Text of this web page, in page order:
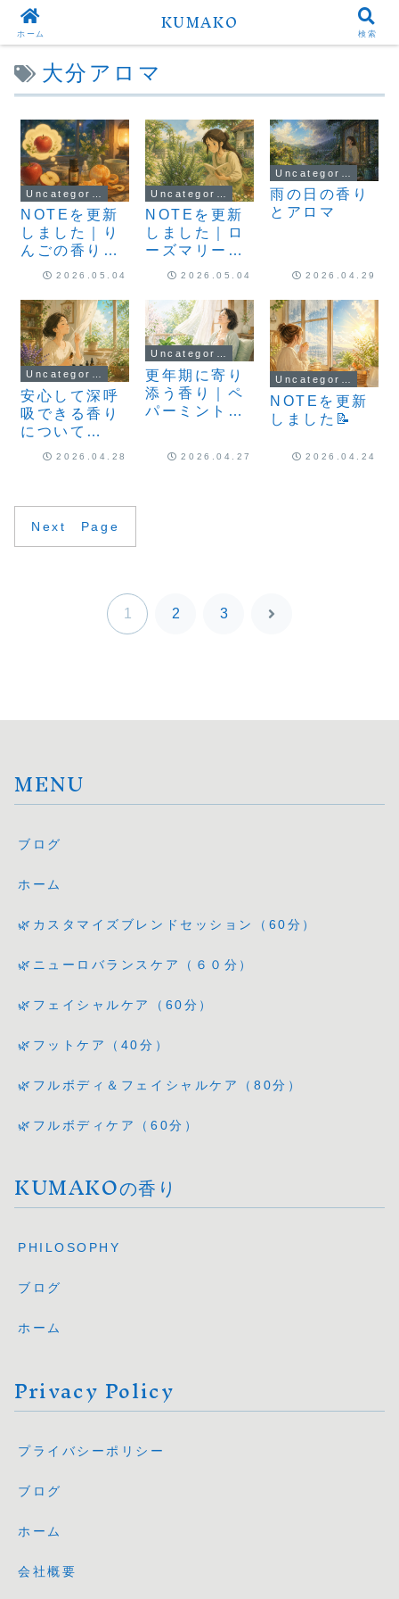
大分アロマ
NOTEを更新
しました｜り
んごの香りは
ありますか？
2026.05.04
NOTEを更新
しました｜ロ
ーズマリー
は、今もシソ
2026.05.04
雨の日の香り
とアロマ
2026.04.29
安心して深呼
吸できる香り
について
NOTEに書き
2026.04.28
更年期に寄り
添う香り｜ペ
パーミントで
2026.04.27
NOTEを更新
しました📝
2026.04.24
Next Page
1 2 3
次
MENU
ブログ
ホーム
🌿カスタマイズブレンドセッション（60分）
🌿ニューロバランスケア（６０分）
🌿フェイシャルケア（60分）
🌿フットケア（40分）
🌿フルボディ＆フェイシャルケア（80分）
🌿フルボディケア（60分）
KUMAKOの香り
PHILOSOPHY
ブログ
ホーム
Privacy Policy
プライバシーポリシー
ブログ
ホーム
会社概要
ホーム KUMAKO 検索